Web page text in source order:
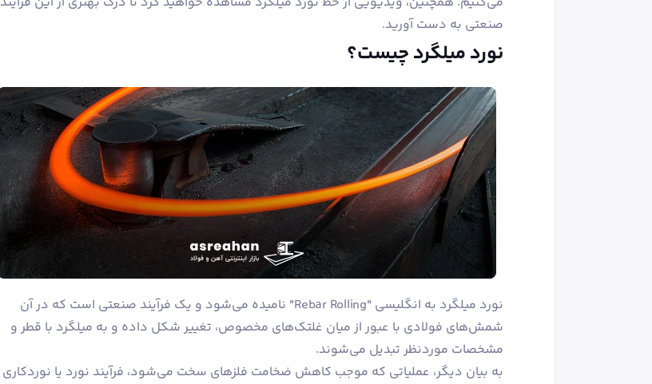
صنعتی به دست آورید.
نورد میلگرد چیست؟
نورد میلگرد به انگلیسی "Rebar Rolling" نامیده می‌شود و یک فرآیند صنعتی است که در آن
شمش‌های فولادی با عبور از میان غلتک‌های مخصوص، تغییر شکل داده و به میلگرد با قطر و
مشخصات موردنظر تبدیل می‌شوند.
به بیان دیگر، عملیاتی که موجب کاهش ضخامت فلزهای سخت می‌شود، فرآیند نورد یا نوردکاری